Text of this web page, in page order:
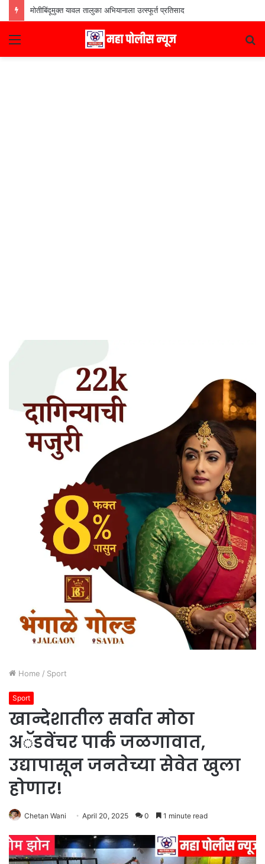
मोतीबिंदूमुक्त यावल तालुका अभियानाला उत्स्फूर्त प्रतिसाद
Menu
Home / Sport
Sport
खान्देशातील सर्वात मोठा
अॅडवेंचर पार्क जळगावात,
उद्यापासून जनतेच्या सेवेत खुला
होणार!
Chetan Wani April 20, 2025 0 1 minute read